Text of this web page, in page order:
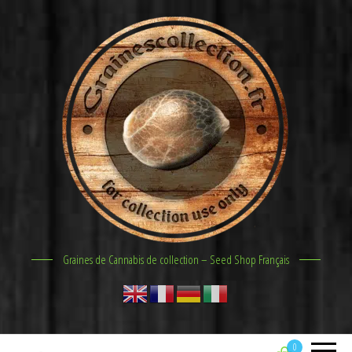
Graines de Cannabis de collection – Seed Shop Français
0